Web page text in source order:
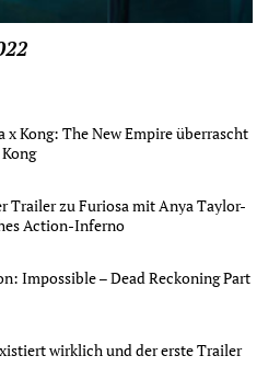
Kong: The New Empire überrascht
Trailer zu Furiosa mit Anya Taylor-
Action-Inferno
Impossible – Dead Reckoning Part
wirklich und der erste Trailer